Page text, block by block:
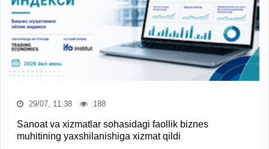
29/07, 11:38 188
Sanoat va xizmatlar sohasidagi faollik biznes
muhitining yaxshilanishiga xizmat qildi